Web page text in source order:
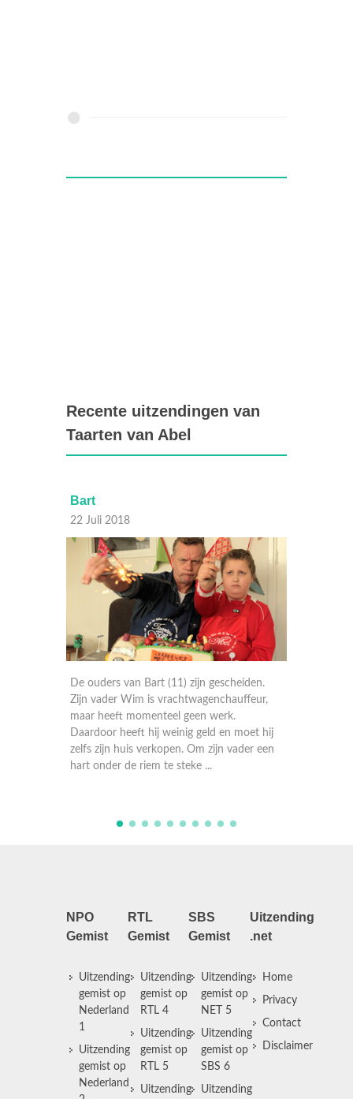
Recente uitzendingen van
Taarten van Abel
zijn gescheiden.
geld en moet hij
Om zijn vader een
Merlijn wil een taart bakken voor Milou,
niet meer verliefd is op Merlijn. Ze hebben
wel verkering gehad, maar nu zijn ze
gewoon vrienden. Maar Merijn wil meer.
NPO
Gemist
Uitzending
gemist op
Nederland
1
Uitzending
gemist op
Nederland
RTL
Gemist
Uitzending
gemist op
RTL 4
Uitzending
gemist op
RTL 5
Uitzending
SBS
Gemist
Uitzending
gemist op
NET 5
Uitzending
gemist op
SBS 6
Uitzending
Uitzending
.net
Home
Privacy
Contact
Disclaimer